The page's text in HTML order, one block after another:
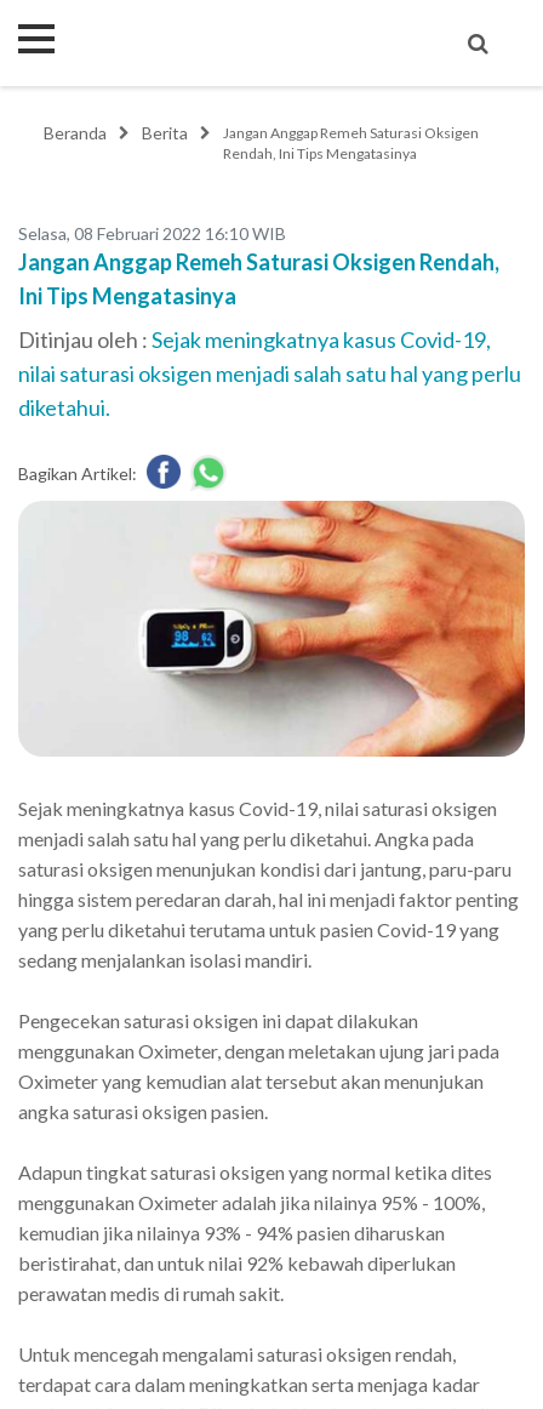
Beranda Berita
Jangan Anggap Remeh Saturasi Oksigen
Rendah, Ini Tips Mengatasinya
Selasa, 08 Februari 2022 16:10 WIB
Jangan Anggap Remeh Saturasi Oksigen Rendah,
Ini Tips Mengatasinya
Ditinjau oleh :Sejak meningkatnya kasus Covid-19,
nilai saturasi oksigen menjadi salah satu hal yang perlu
diketahui.
Bagikan Artikel:
Sejak meningkatnya kasus Covid-19, nilai saturasi oksigen
menjadi salah satu hal yang perlu diketahui. Angka pada
saturasi oksigen menunjukan kondisi dari jantung, paru-paru
hingga sistem peredaran darah, hal ini menjadi faktor penting
yang perlu diketahui terutama untuk pasien Covid-19 yang
sedang menjalankan isolasi mandiri.
Pengecekan saturasi oksigen ini dapat dilakukan
menggunakan Oximeter, dengan meletakan ujung jari pada
Oximeter yang kemudian alat tersebut akan menunjukan
angka saturasi oksigen pasien.
Adapun tingkat saturasi oksigen yang normal ketika dites
menggunakan Oximeter adalah jika nilainya 95% - 100%,
kemudian jika nilainya 93% - 94% pasien diharuskan
beristirahat, dan untuk nilai 92% kebawah diperlukan
perawatan medis di rumah sakit.
Untuk mencegah mengalami saturasi oksigen rendah,
terdapat cara dalam meningkatkan serta menjaga kadar